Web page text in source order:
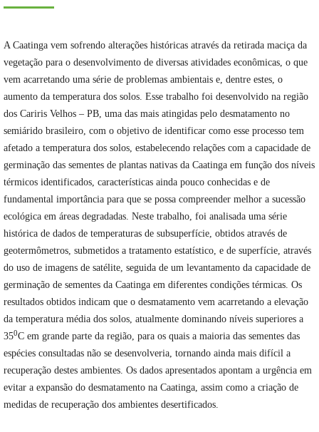
A Caatinga vem sofrendo alterações históricas através da retirada maciça da
vegetação para o desenvolvimento de diversas atividades econômicas, o que
vem acarretando uma série de problemas ambientais e, dentre estes, o
aumento da temperatura dos solos. Esse trabalho foi desenvolvido na região
dos Cariris Velhos – PB, uma das mais atingidas pelo desmatamento no
semiárido brasileiro, com o objetivo de identificar como esse processo tem
afetado a temperatura dos solos, estabelecendo relações com a capacidade de
germinação das sementes de plantas nativas da Caatinga em função dos níveis
térmicos identificados, características ainda pouco conhecidas e de
fundamental importância para que se possa compreender melhor a sucessão
ecológica em áreas degradadas. Neste trabalho, foi analisada uma série
histórica de dados de temperaturas de subsuperfície, obtidos através de
geotermômetros, submetidos a tratamento estatístico, e de superfície, através
do uso de imagens de satélite, seguida de um levantamento da capacidade de
germinação de sementes da Caatinga em diferentes condições térmicas. Os
resultados obtidos indicam que o desmatamento vem acarretando a elevação
da temperatura média dos solos, atualmente dominando níveis superiores a
350C em grande parte da região, para os quais a maioria das sementes das
espécies consultadas não se desenvolveria, tornando ainda mais difícil a
recuperação destes ambientes. Os dados apresentados apontam a urgência em
evitar a expansão do desmatamento na Caatinga, assim como a criação de
medidas de recuperação dos ambientes desertificados.